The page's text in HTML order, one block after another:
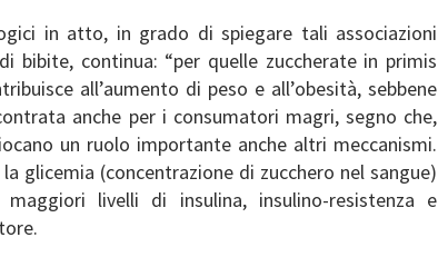
in atto, in grado di spiegare tali associazioni
bibite, continua: “per quelle zuccherate in primis
all’aumento di peso e all’obesità, sebbene
anche per i consumatori magri, segno che,
un ruolo importante anche altri meccanismi.
glicemia (concentrazione di zucchero nel sangue)
livelli di insulina, insulino-resistenza e